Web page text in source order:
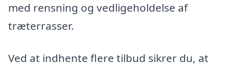
med rensning og vedligeholdelse af
træterrasser.
Ved at indhente flere tilbud sikrer du, at